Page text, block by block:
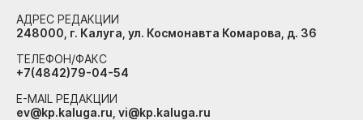
АДРЕС РЕДАКЦИИ
248000, г. Калуга, ул. Космонавта Комарова, д. 36
ТЕЛЕФОН/ФАКС
+7(4842)79-04-54
E-MAIL РЕДАКЦИИ
ev@kp.kaluga.ru, vi@kp.kaluga.ru